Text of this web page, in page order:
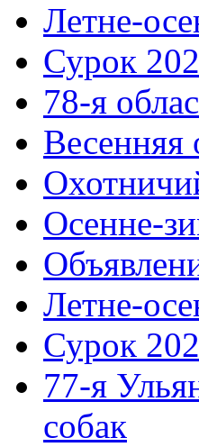
Летне-
Сурок
78-я
Весенняя
Осенне-
Летне-
Сурок
77-я
собак